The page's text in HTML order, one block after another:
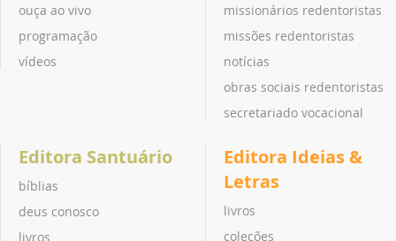
ouça ao vivo
programação
vídeos
missionários redentoristas
missões redentoristas
notícias
obras sociais redentoristas
secretariado vocacional
Editora Santuário
bíblias
deus conosco
livros
Editora Ideias &
Letras
livros
coleções